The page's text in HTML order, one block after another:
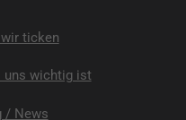
ticken
uns wichtig ist
/ News